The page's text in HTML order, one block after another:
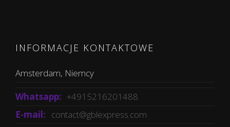
INFORMACJE KONTAKTOWE
Amsterdam, Niemcy
Whatsapp: +4915216201488
E-mail: contact@gblexpress.com